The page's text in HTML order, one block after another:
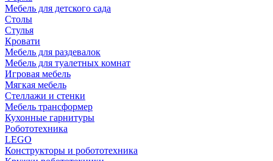
Мебель для детского сада
Столы
Cтулья
Кровати
Мебель для раздевалок
Мебель для туалетных комнат
Игровая мебель
Мягкая мебель
Стеллажи и стенки
Мебель трансформер
Кухонные гарнитуры
Робототехника
LEGO
Конструкторы и робототехника